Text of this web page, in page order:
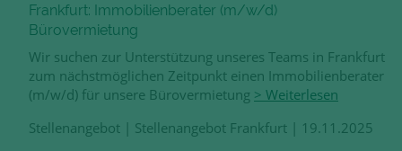
Frankfurt: Immobilienberater (m/w/d)
Bürovermietung
Wir suchen zur Unterstützung unseres Teams in Frankfurt
zum nächstmöglichen Zeitpunkt einen Immobilienberater
(m/w/d) für unsere Bürovermietung > Weiterlesen
Stellenangebot | Stellenangebot Frankfurt | 19.11.2025